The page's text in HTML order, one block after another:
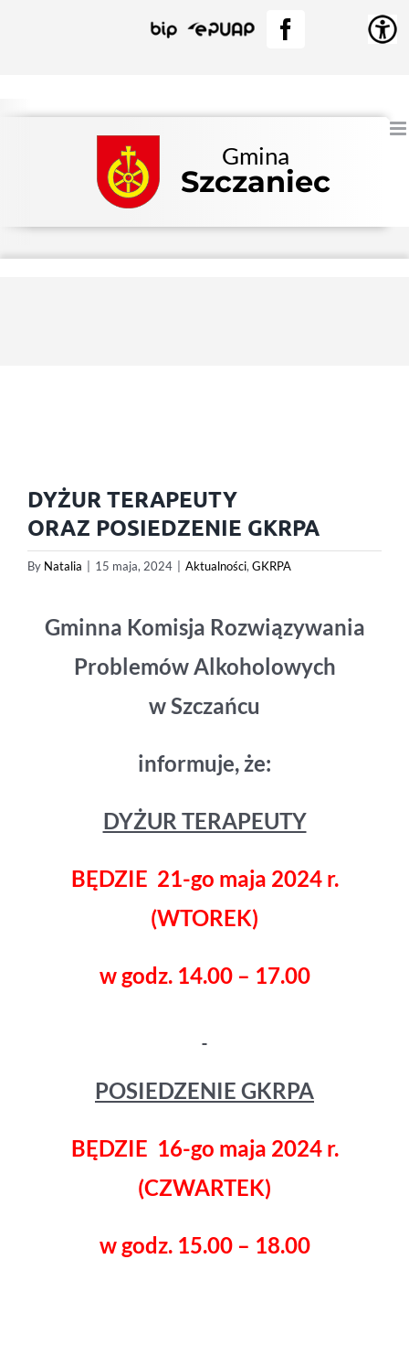
BIP EPUAPFacebook
Gmina
Szczaniec
DYŻUR TERAPEUTY
ORAZ POSIEDZENIE GKRPA
By Natalia 15 maja, 2024 Aktualności, GKRPA
Gminna Komisja Rozwiązywania
Problemów Alkoholowych
w Szczańcu
informuje, że:
DYŻUR TERAPEUTY
BĘDZIE 21-go maja 2024 r.
(WTOREK)
w godz. 14.00 – 17.00
POSIEDZENIE GKRPA
BĘDZIE 16-go maja 2024 r.
(CZWARTEK)
w godz. 15.00 – 18.00